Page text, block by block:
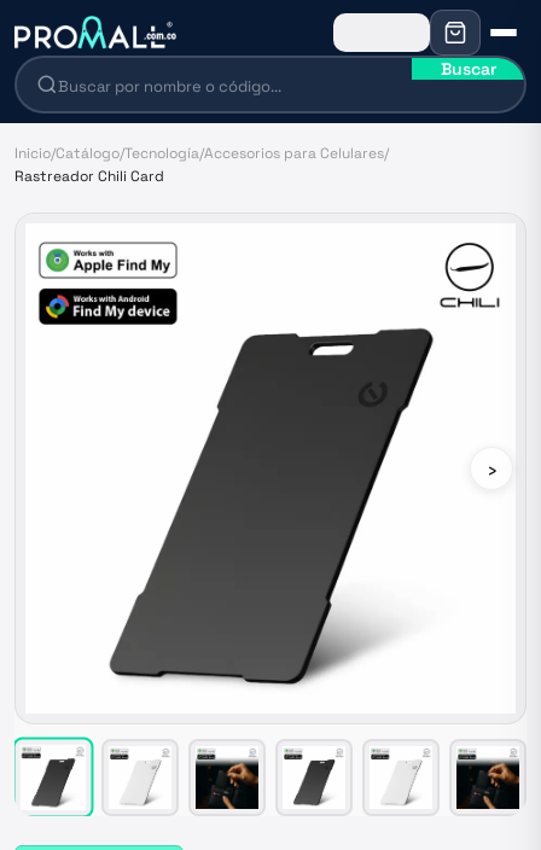
Buscar
Inicio/Catálogo/Tecnología/Accesorios para Celulares/
Rastreador Chili Card
›